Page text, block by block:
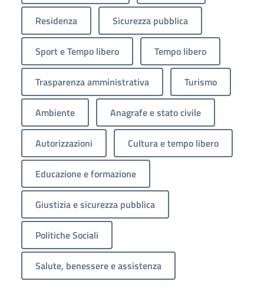
Residenza Sicurezza pubblica
Sport e Tempo libero Tempo libero
Trasparenza amministrativa Turismo
Ambiente Anagrafe e stato civile
Autorizzazioni Cultura e tempo libero
Educazione e formazione
Giustizia e sicurezza pubblica
Politiche Sociali
Salute, benessere e assistenza